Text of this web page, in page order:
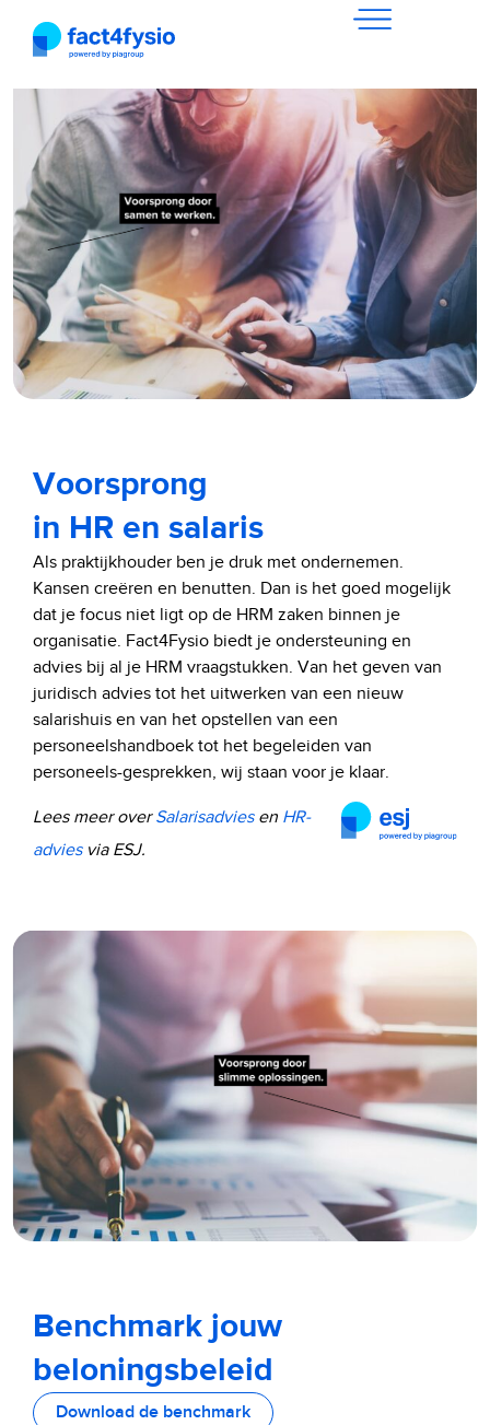
Voorsprong
in HR en salaris
Als praktijkhouder ben je druk met ondernemen.
Kansen creëren en benutten. Dan is het goed mogelijk
dat je focus niet ligt op de HRM zaken binnen je
organisatie. Fact4Fysio biedt je ondersteuning en
advies bij al je HRM vraagstukken. Van het geven van
juridisch advies tot het uitwerken van een nieuw
salarishuis en van het opstellen van een
personeelshandboek tot het begeleiden van
personeels-gesprekken, wij staan voor je klaar.
Lees meer overSalarisadviesen HR-
adviesvia ESJ.
Benchmark jouw
beloningsbeleid
Download de benchmark